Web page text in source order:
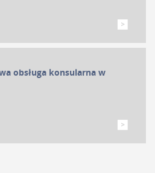
obsługa konsularna w